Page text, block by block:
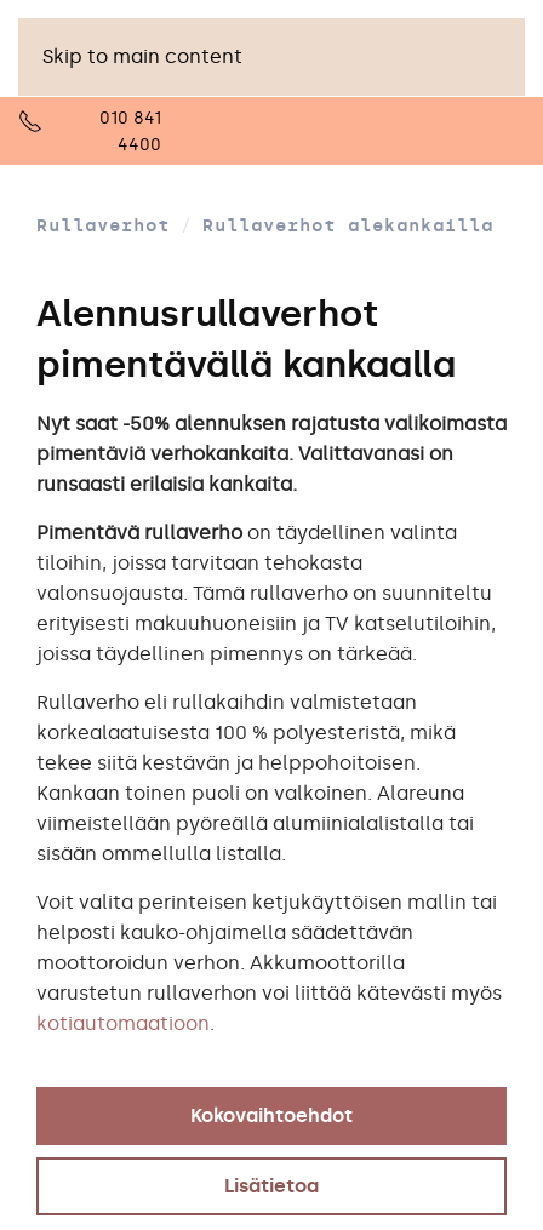
Skip to main content
010 841
4400
Rullaverhot Rullaverhot alekankailla
Alennusrullaverhot
pimentävällä kankaalla
Nyt saat -50% alennuksen rajatusta valikoimasta
pimentäviä verhokankaita. Valittavanasi on
runsaasti erilaisia kankaita.
Pimentävä rullaverho on täydellinen valinta
tiloihin, joissa tarvitaan tehokasta
valonsuojausta. Tämä rullaverho on suunniteltu
erityisesti makuuhuoneisiin ja TV katselutiloihin,
joissa täydellinen pimennys on tärkeää.
Rullaverho eli rullakaihdin valmistetaan
korkealaatuisesta 100 % polyesteristä, mikä
tekee siitä kestävän ja helppohoitoisen.
Kankaan toinen puoli on valkoinen. Alareuna
viimeistellään pyöreällä alumiinialalistalla tai
sisään ommellulla listalla.
Voit valita perinteisen ketjukäyttöisen mallin tai
helposti kauko-ohjaimella säädettävän
moottoroidun verhon. Akkumoottorilla
varustetun rullaverhon voi liittää kätevästi myös
kotiautomaatioon.
Kokovaihtoehdot
Lisätietoa